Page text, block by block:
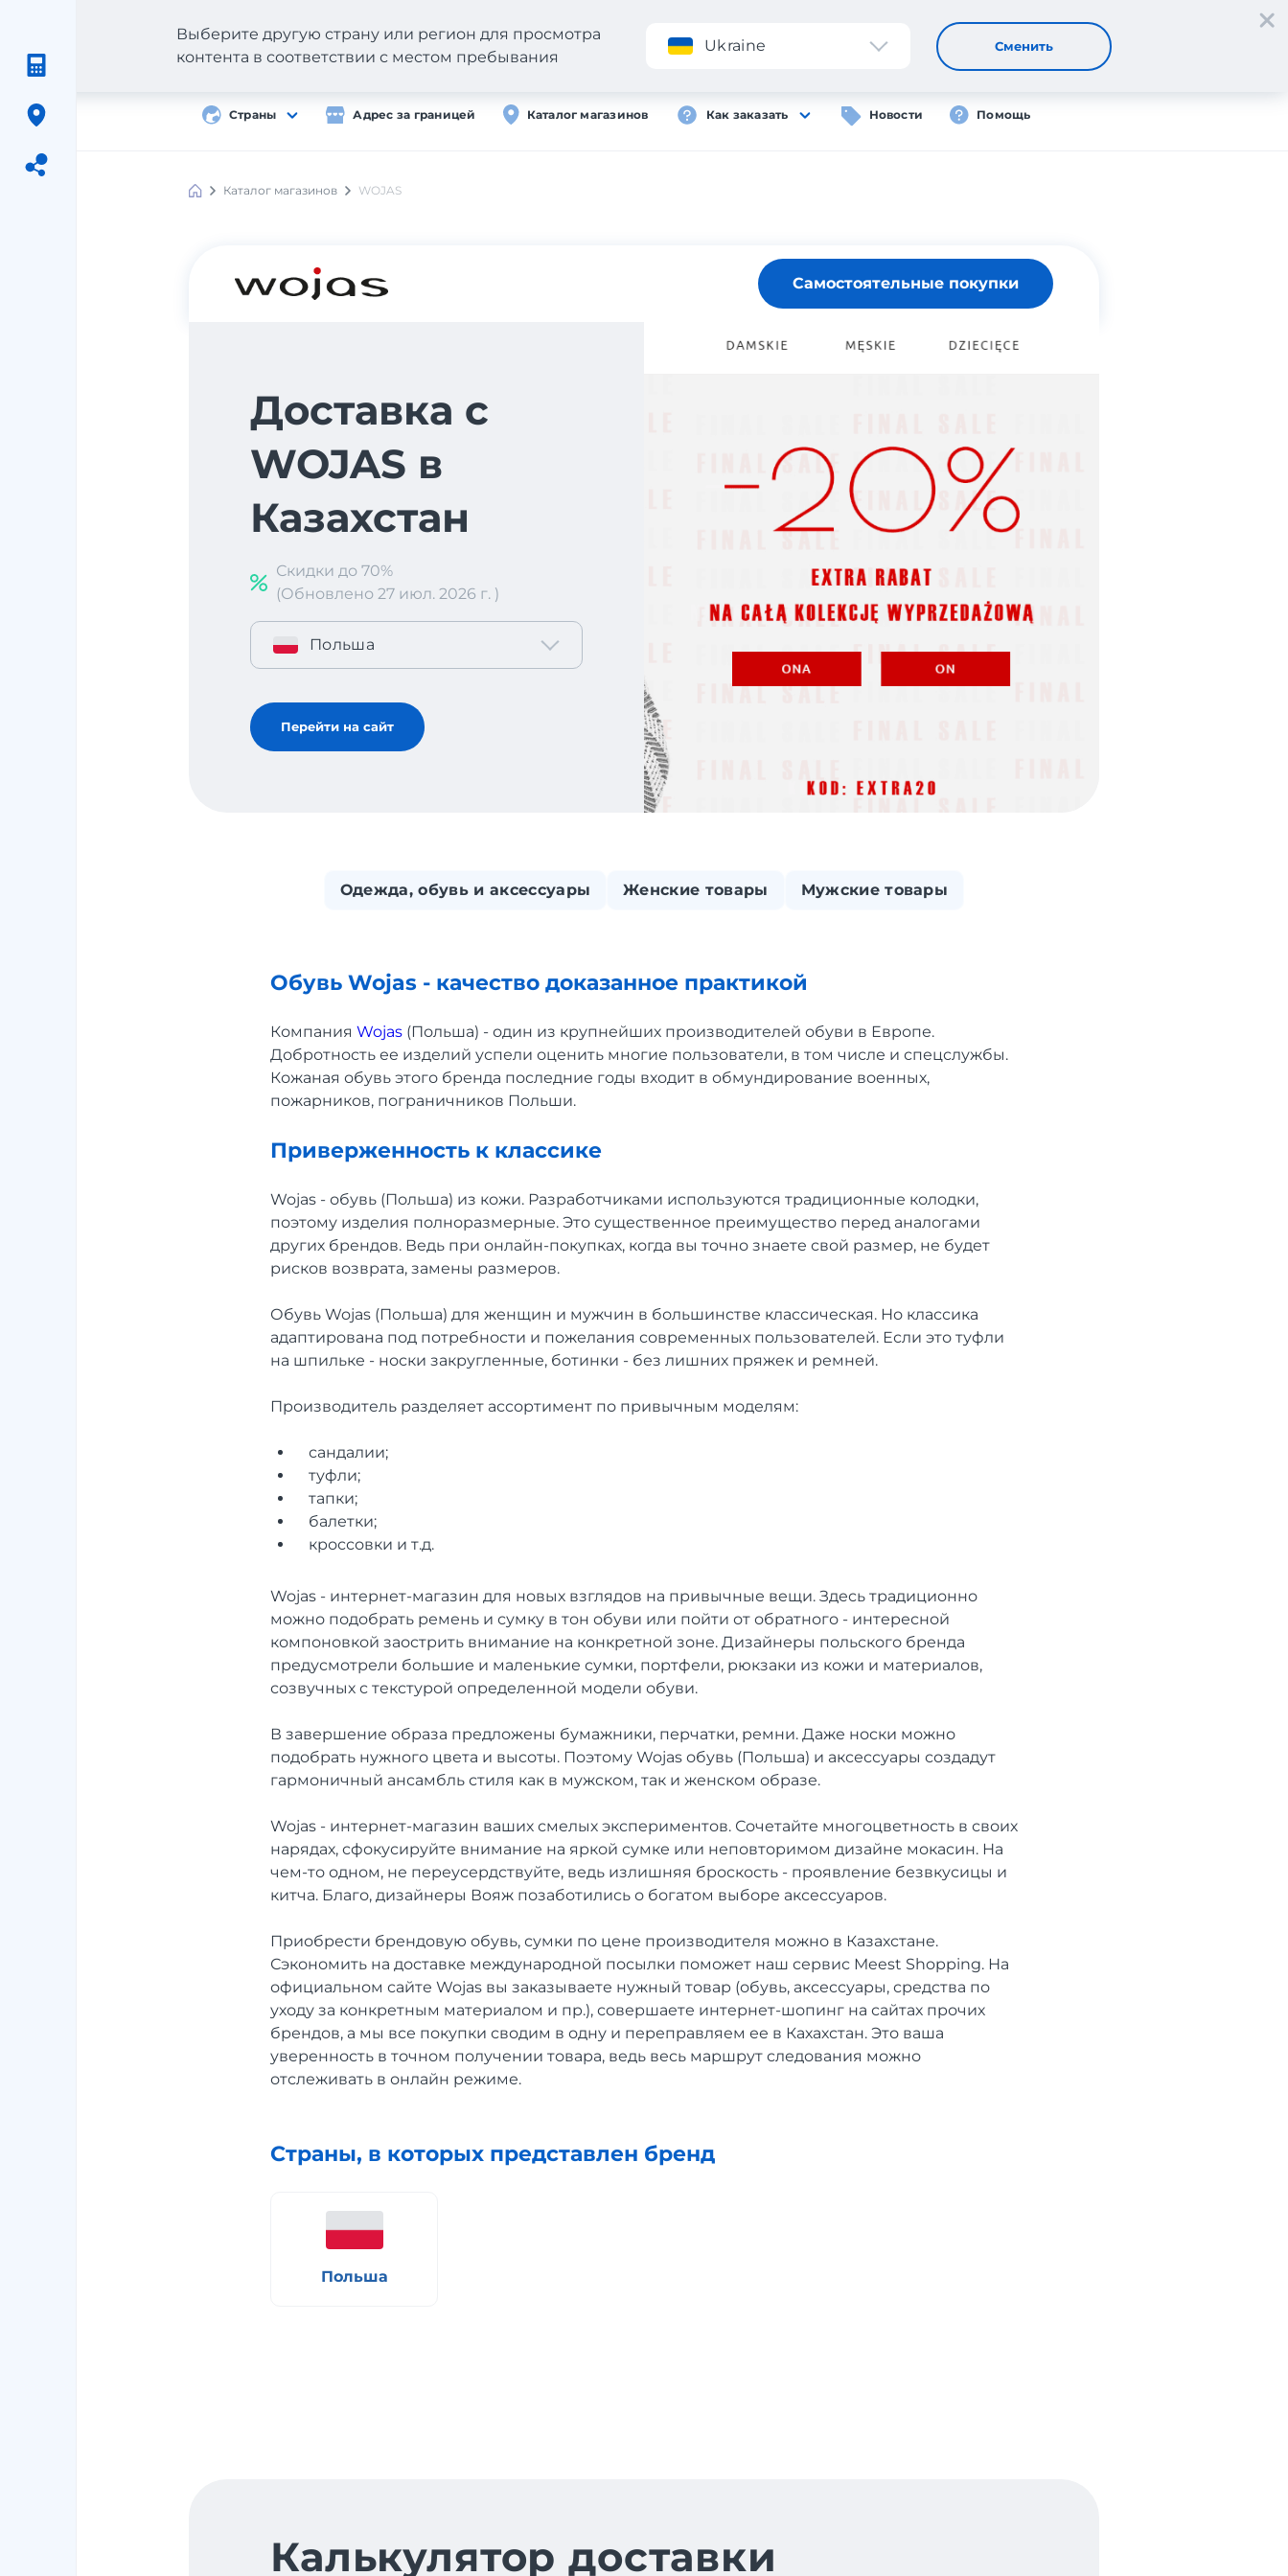
Регистрация
Страны Адрес за границей Каталог магазинов Как заказать Новости Помощь
Выберите другую страну или регион для просмотра
контента в соответствии с местом пребывания
Ukraine Сменить
Meest
Каталог магазинов WOJAS
Самостоятельные покупки
Доставка с
WOJAS в
Казахстан
Скидки до 70%
(Обновлено 27 июл. 2026 г. )
Польша
Перейти на сайт
Одежда, обувь и аксессуары Женские товары Мужские товары
Обувь Wojas - качество доказанное практикой
Компания Wojas (Польша) - один из крупнейших производителей обуви в Европе.
Добротность ее изделий успели оценить многие пользователи, в том числе и спецслужбы.
Кожаная обувь этого бренда последние годы входит в обмундирование военных,
пожарников, пограничников Польши.
Приверженность к классике
Wojas - обувь (Польша) из кожи. Разработчиками используются традиционные колодки,
поэтому изделия полноразмерные. Это существенное преимущество перед аналогами
других брендов. Ведь при онлайн-покупках, когда вы точно знаете свой размер, не будет
рисков возврата, замены размеров.
Обувь Wojas (Польша) для женщин и мужчин в большинстве классическая. Но классика
адаптирована под потребности и пожелания современных пользователей. Если это туфли
на шпильке - носки закругленные, ботинки - без лишних пряжек и ремней.
Производитель разделяет ассортимент по привычным моделям:
сандалии;
туфли;
тапки;
балетки;
кроссовки и т.д.
Wojas - интернет-магазин для новых взглядов на привычные вещи. Здесь традиционно
можно подобрать ремень и сумку в тон обуви или пойти от обратного - интересной
компоновкой заострить внимание на конкретной зоне. Дизайнеры польского бренда
предусмотрели большие и маленькие сумки, портфели, рюкзаки из кожи и материалов,
созвучных с текстурой определенной модели обуви.
В завершение образа предложены бумажники, перчатки, ремни. Даже носки можно
подобрать нужного цвета и высоты. Поэтому Wojas обувь (Польша) и аксессуары создадут
гармоничный ансамбль стиля как в мужском, так и женском образе.
Wojas - интернет-магазин ваших смелых экспериментов. Сочетайте многоцветность в своих
нарядах, сфокусируйте внимание на яркой сумке или неповторимом дизайне мокасин. На
чем-то одном, не переусердствуйте, ведь излишняя броскость - проявление безвкусицы и
китча. Благо, дизайнеры Вояж позаботились о богатом выборе аксессуаров.
Приобрести брендовую обувь, сумки по цене производителя можно в Казахстане.
Сэкономить на доставке международной посылки поможет наш сервис Meest Shopping. На
официальном сайте Wojas вы заказываете нужный товар (обувь, аксессуары, средства по
уходу за конкретным материалом и пр.), совершаете интернет-шопинг на сайтах прочих
брендов, а мы все покупки сводим в одну и переправляем ее в Кахахстан. Это ваша
уверенность в точном получении товара, ведь весь маршрут следования можно
отслеживать в онлайн режиме.
Страны, в которых представлен бренд
Польша
Калькулятор доставки